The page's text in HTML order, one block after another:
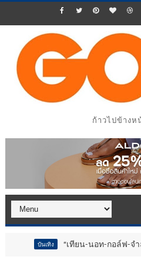
ก้าวไปข้างห
“เทียน-นอท-กอล์ฟ-จำลอง-โฟล์ค”